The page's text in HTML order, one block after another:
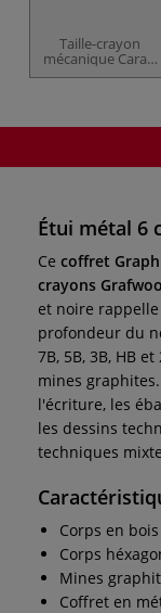
Taille-crayon
mécanique Caran
d'Ache
Étui métal 6
Ce coffret
crayons
et noire
profondeur du
7B, 5B, 3B, HB
mines
l'écriture, les
les dessins
techniques
Corps en
Corps
Mines
Coffret en